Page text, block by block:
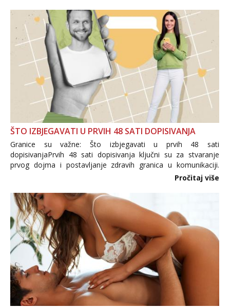
ŠTO IZBJEGAVATI U PRVIH 48 SATI DOPISIVANJA
Granice su važne: Što izbjegavati u prvih 48 sati
dopisivanjaPrvih 48 sati dopisivanja ključni su za stvaranje
prvog dojma i postavljanje zdravih granica u komunikaciji.
Važno je izbjeći prebrzo otkrivanje osobnih ili intimnih
informacija, jer nepoznata osoba još nije zaslužila to
povjerenje. Takođe...
Pročitaj više